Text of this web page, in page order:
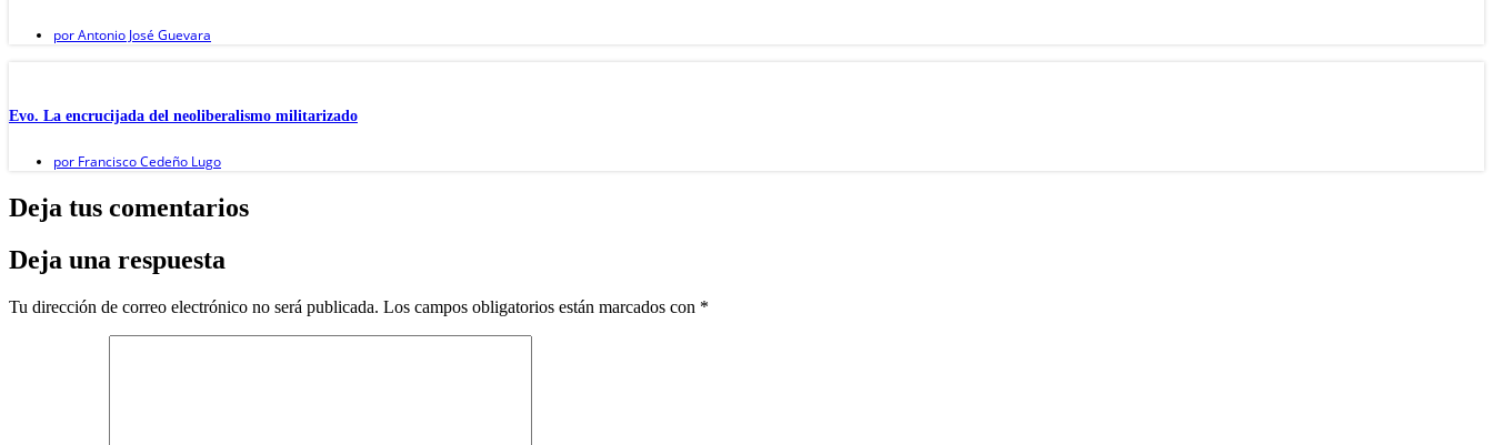
porAntonio José Guevara
Evo. La encrucijada del neoliberalismo militarizado
por Francisco Cedeño Lugo
Deja tus comentarios
Deja una respuesta
Tu dirección de correo electrónico no será publicada. Los campos obligatorios están marcados con *